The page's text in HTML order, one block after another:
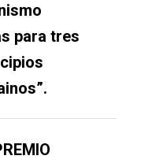
para tres